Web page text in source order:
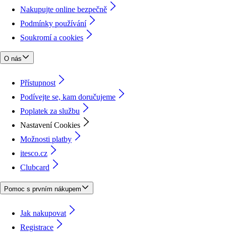
Nakupujte online bezpečně
Podmínky používání
Soukromí a cookies
O nás
Přístupnost
Podívejte se, kam doručujeme
Poplatek za službu
Nastavení Cookies
Možnosti platby
itesco.cz
Clubcard
Pomoc s prvním nákupem
Jak nakupovat
Registrace